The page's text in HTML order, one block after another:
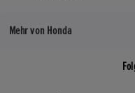
Mehr von Honda